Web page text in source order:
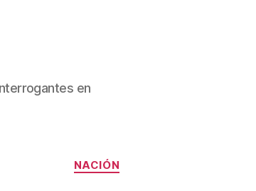
en
Categorías
NACIÓN